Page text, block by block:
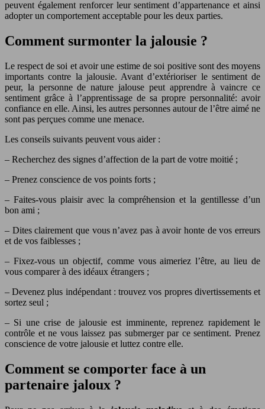
peuvent également renforcer leur sentiment d’appartenance et ainsi
adopter un comportement acceptable pour les deux parties.
Comment surmonter la jalousie ?
Le respect de soi et avoir une estime de soi positive sont des moyens
importants contre la jalousie. Avant d’extérioriser le sentiment de
peur, la personne de nature jalouse peut apprendre à vaincre ce
sentiment grâce à l’apprentissage de sa propre personnalité: avoir
confiance en elle. Ainsi, les autres personnes autour de l’être aimé ne
sont pas perçues comme une menace.
Les conseils suivants peuvent vous aider :
– Recherchez des signes d’affection de la part de votre moitié ;
– Prenez conscience de vos points forts ;
– Faites-vous plaisir avec la compréhension et la gentillesse d’un
bon ami ;
– Dites clairement que vous n’avez pas à avoir honte de vos erreurs
et de vos faiblesses ;
– Fixez-vous un objectif, comme vous aimeriez l’être, au lieu de
vous comparer à des idéaux étrangers ;
– Devenez plus indépendant : trouvez vos propres divertissements et
sortez seul ;
– Si une crise de jalousie est imminente, reprenez rapidement le
contrôle et ne vous laissez pas submerger par ce sentiment. Prenez
conscience de votre jalousie et luttez contre elle.
Comment se comporter face à un
partenaire jaloux ?